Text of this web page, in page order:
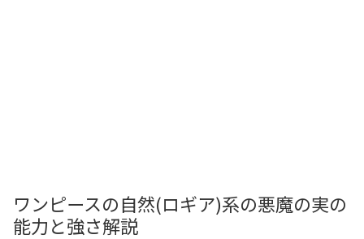
ワンピースの自然(ロギア)系の悪魔の実の
能力と強さ解説